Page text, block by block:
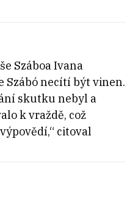
Száboa Ivana
Szábó necítí být vinen.
skutku nebyl a
k vraždě, což
citoval